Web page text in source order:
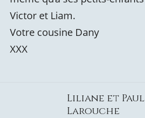
Victor et Liam.
Votre cousine Dany
XXX
Liliane et Paul
Larouche